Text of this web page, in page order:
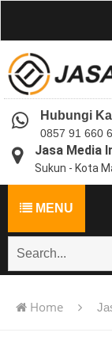
Hubungi
0857 91 660
Jasa Media
Sukun - Kota
MENU
Home